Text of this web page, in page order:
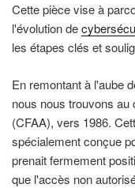
Cette pièce vise à
l'évolution de
les étapes clés et
En remontant à l'aube
nous nous trouvons
(CFAA), vers 1986.
spécialement conçue
prenait fermement
que l'accès non